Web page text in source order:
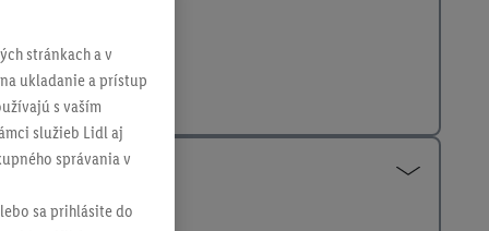
stránkach a v
ukladanie a prístup
s vaším
služieb Lidl aj
správania v
sa prihlásite do